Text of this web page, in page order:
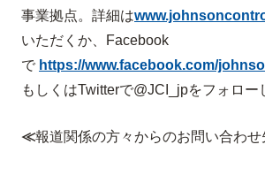
事業拠点。詳細は
いただくか、Facebook
で https://www.facebook.com/
もしくはTwitterで@JCI_jpをフォロー
≪報道関係の方々からのお問い合わせ